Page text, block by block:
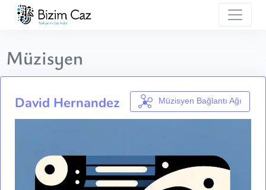
Müzisyen
David Hernandez Müzisyen Bağlantı Ağı